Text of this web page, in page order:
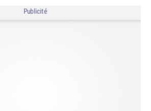
Publicité